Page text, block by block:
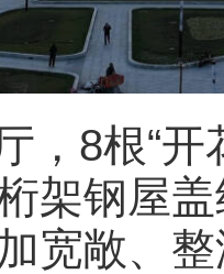
，8根“
架钢屋
宽敞、